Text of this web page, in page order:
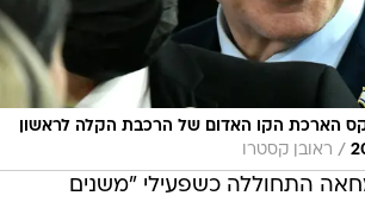
הארכת הקו האדום של הרכבת הקלה לראשון
/ ראובן קסטרו
התחוללה כשפעילי "משנים